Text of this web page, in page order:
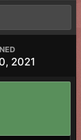
2021